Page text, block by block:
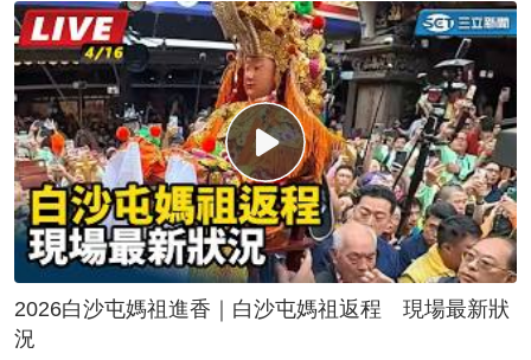
2026白沙屯媽祖進香｜白沙屯媽祖返程 現場最新狀
況